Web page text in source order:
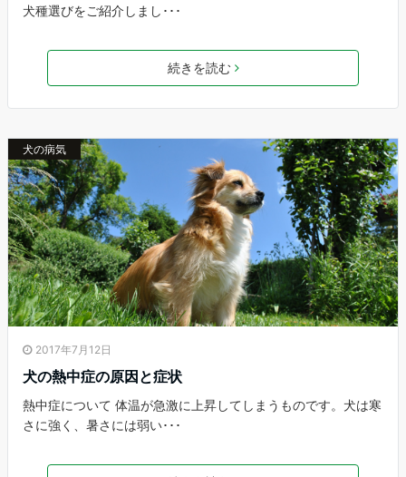
犬種選びをご紹介しまし･･･
続きを読む
犬の病気
2017年7月12日
犬の熱中症の原因と症状
熱中症について 体温が急激に上昇してしまうものです。犬は寒
さに強く、暑さには弱い･･･